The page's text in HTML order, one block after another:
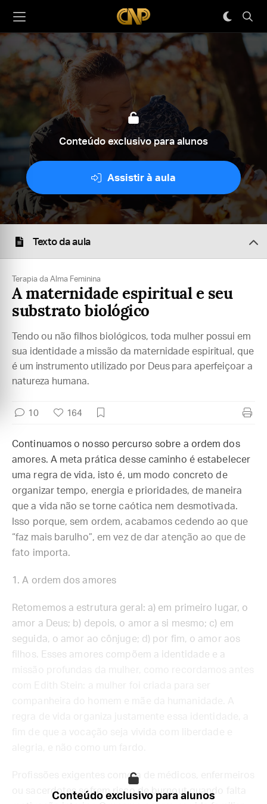
Conteúdo exclusivo para alunos
Assistir à aula
Texto da aula
Terapia da Alma Feminina
A maternidade espiritual e seu
substrato biológico
Tendo ou não filhos biológicos, toda mulher possui em
sua identidade a missão da maternidade espiritual, que
é um instrumento utilizado por Deus para aperfeiçoar a
natureza humana.
10 164
Continuamos o nosso percurso sobre a ordem dos
amores. A meta prática desse caminho é estabelecer
uma regra de vida, isto é, um modo concreto de
organizar tempo, energia e prioridades, de maneira
que a vida não se torne caótica nem desmotivada.
Isso porque, sem ordem, acabamos cedendo ao que
“faz mais barulho”, em vez de dar atenção ao que de
fato importa.
1. A ordem dos amores
Retomemos a estrutura geral: a) em primeiro lugar, o
amor a Deus; b) depois, o amor a si mesmo; c) em
seguida, o amor ao cônjuge; d) por fim, o amor aos
filhos. Esses amores compõem a identidade e a
Profissões exigentes como a de médicos, enfermeiros
ou sacerdotes sofrem risco de burnout quando falta
Conteúdo exclusivo para alunos